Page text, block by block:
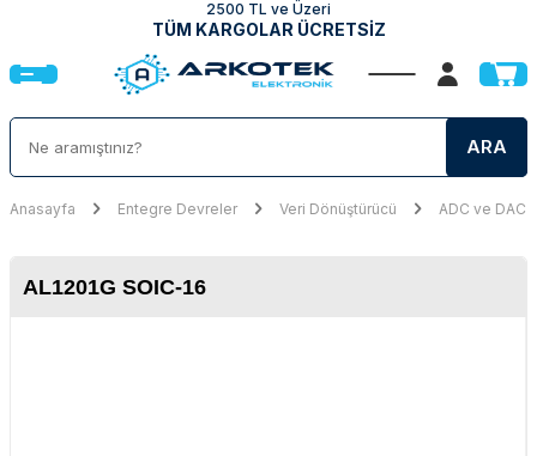
2500 TL ve Üzeri
TÜM KARGOLAR ÜCRETSİZ
ARA
Anasayfa Entegre Devreler Veri Dönüştürücü ADC ve DAC
AL1201G SOIC-16